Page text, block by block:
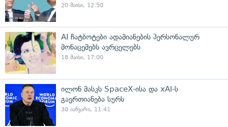
20 მაისი, 12:50
AI ჩატბოტები ადამიანების პერსონალურ
მონაცემებს ავრცელებს
18 მაისი, 17:00
ილონ მასკს SpaceX-ისა და xAI-ს
გაერთიანება სურს
30 იანვარი, 11:41